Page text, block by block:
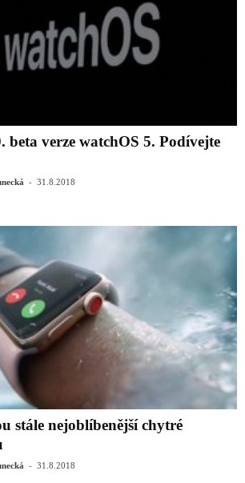
beta verze watchOS 5. Podívejte
- 31.8.2018
stále nejoblíbenější chytré
- 31.8.2018